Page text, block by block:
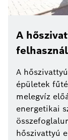
A
A
épületek
melegvíz
energetikai
hőszivattyú